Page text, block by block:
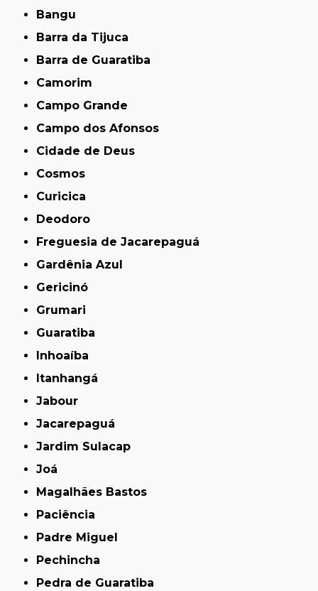
Bangu
Barra da Tijuca
Barra de Guaratiba
Camorim
Campo Grande
Campo dos Afonsos
Cidade de Deus
Cosmos
Curicica
Deodoro
Freguesia de Jacarepaguá
Gardênia Azul
Gericinó
Grumari
Guaratiba
Inhoaíba
Itanhangá
Jabour
Jacarepaguá
Jardim Sulacap
Joá
Magalhães Bastos
Paciência
Padre Miguel
Pechincha
Pedra de Guaratiba